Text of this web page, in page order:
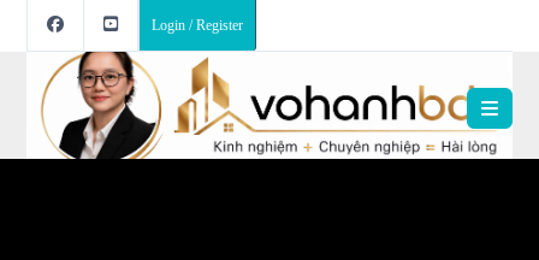
Login / Register